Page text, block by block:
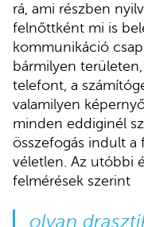
rá, ami részben
felnőttként mi is
kommunikáció
bármilyen
telefont, a
valamilyen
minden eddiginél
összefogás indult a
véletlen. Az utóbbi
felmérések szerint
olyan